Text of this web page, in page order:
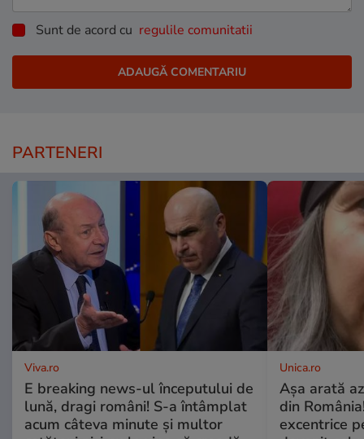
Sunt de acord cu regulile comunitatii
PARTENERI
Viva.ro
E breaking news-ul începutului de
lună, dragi români! S-a întâmplat
acum câteva minute și multor
Unica.ro
Așa arată
din
excentrice